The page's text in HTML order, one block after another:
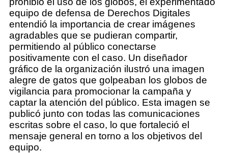
equipo de defensa de Derechos Digitales
entendió la importancia de crear imágenes
agradables que se pudieran compartir,
permitiendo al público conectarse
positivamente con el caso. Un diseñador
gráfico de la organización ilustró una imagen
alegre de gatos que golpeaban los globos de
vigilancia para promocionar la campaña y
captar la atención del público. Esta imagen se
publicó junto con todas las comunicaciones
escritas sobre el caso, lo que fortaleció el
mensaje general en torno a los objetivos del
equipo.